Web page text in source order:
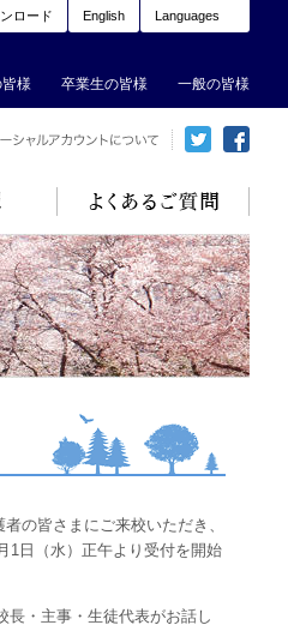
様 卒業生の皆様 一般の皆様
ロード English Languages
の皆さまにご来校いただき、
1日（水）正午より受付を開始
・主事・生徒代表がお話し